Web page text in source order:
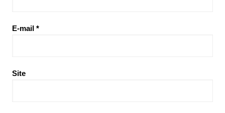
E-mail *
Site